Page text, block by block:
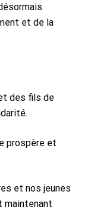
et de la
des fils de
prospère et
et nos jeunes
maintenant